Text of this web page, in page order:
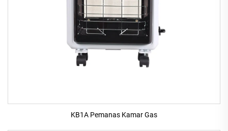
KB1A Pemanas Kamar Gas